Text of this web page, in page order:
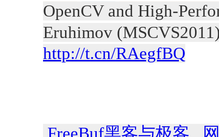
OpenCV and High-
Eruhimov
http://t.cn/RAegfBQ